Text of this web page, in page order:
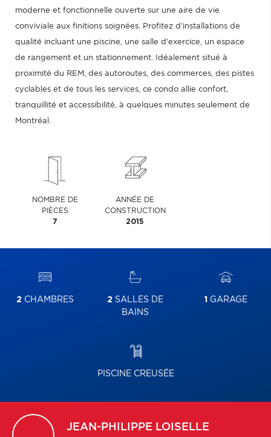
moderne et fonctionnelle ouverte sur une aire de vie
conviviale aux finitions soignées. Profitez d'installations de
qualité incluant une piscine, une salle d'exercice, un espace
de rangement et un stationnement. Idéalement situé à
proximité du REM, des autoroutes, des commerces, des pistes
cyclables et de tous les services, ce condo allie confort,
tranquillité et accessibilité, à quelques minutes seulement de
Montréal.
NOMBRE DE
PIÈCES
7
ANNÉE DE
CONSTRUCTION
2015
2 CHAMBRES 2 SALLES DE
BAINS
1 GARAGE
PISCINE CREUSÉE
JEAN-PHILIPPE LOISELLE